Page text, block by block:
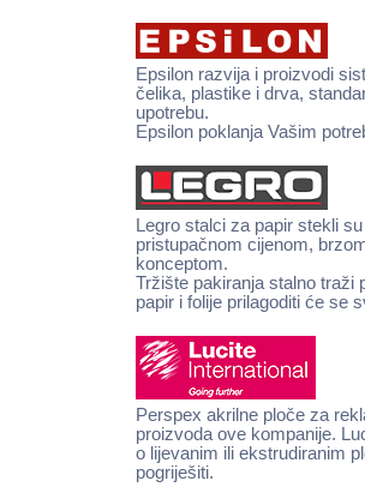
Epsilon razvija i proizvodi
čelika, plastike i drva,
upotrebu.
Epsilon poklanja Vašim
Legro stalci za papir stekli
pristupačnom cijenom,
konceptom.
Tržište pakiranja stalno traži
papir i folije prilagoditi će se
Perspex akrilne ploče za
proizvoda ove kompanije.
o lijevanim ili ekstrudiranim
pogriješiti.